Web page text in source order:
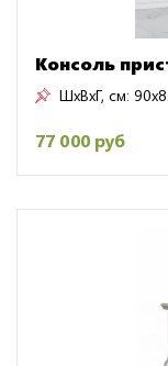
Консоль
ШxВxГ, см:
77 000 руб